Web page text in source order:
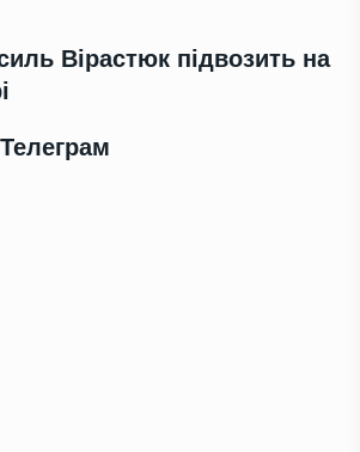
Вірастюк підвозить на